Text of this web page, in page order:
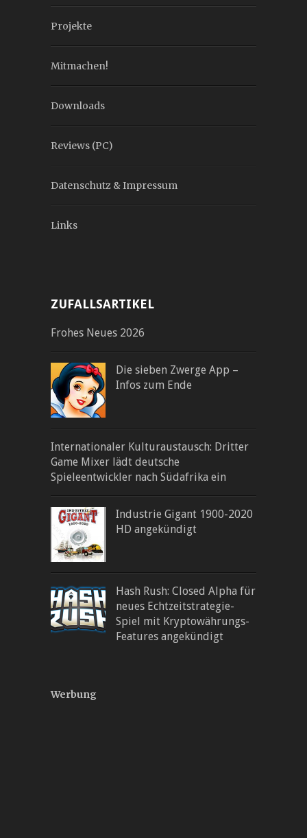
Projekte
Mitmachen!
Downloads
Reviews (PC)
Datenschutz & Impressum
Links
ZUFALLSARTIKEL
Frohes Neues 2026
Die sieben Zwerge App –
Infos zum Ende
Internationaler Kulturaustausch: Dritter
Game Mixer lädt deutsche
Spieleentwickler nach Südafrika ein
Industrie Gigant 1900-2020
HD angekündigt
Hash Rush: Closed Alpha für
neues Echtzeitstrategie-
Spiel mit Kryptowährungs-
Features angekündigt
Werbung